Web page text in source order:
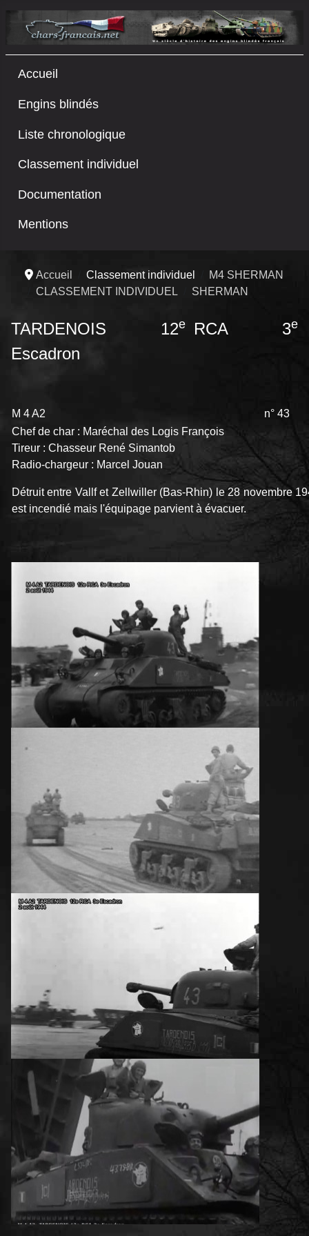
Accueil
Engins blindés
Liste chronologique
Classement individuel
Documentation
Mentions
Accueil Classement individuel
M4 SHERMAN
CLASSEMENT INDIVIDUEL
SHERMAN
TARDENOIS 12e RCA 3e
Escadron
M 4 A2
Chef de char : Maréchal des Logis François
Tireur : Chasseur René Simantob
Radio-chargeur : Marcel Jouan
Détruit entre Vallf et Zellwiller (Bas-Rhin) le 28 novembre
est incendié mais l'équipage parvient à évacuer.